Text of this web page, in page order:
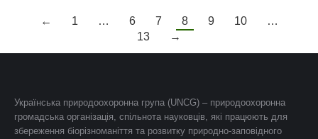
← 1 … 6 7 8 9 10
…
13
→
Українська природоохоронна група (UNCG) – природоохоронна
громадська організація, спільнота науковців, які працюють для
збереження біорізноманіття та розвитку природно-заповідного